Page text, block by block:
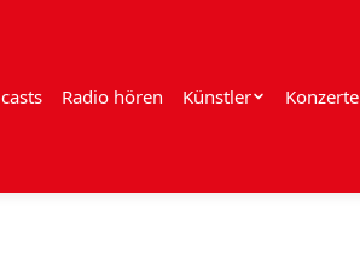
Radio hören Künstler Konzerte